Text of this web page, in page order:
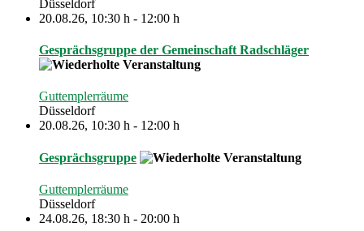
Düsseldorf
20.08.26, 10:30 h - 12:00 h
Gesprächsgruppe der Gemeinschaft Radschläger
Guttemplerräume
Düsseldorf
20.08.26, 10:30 h - 12:00 h
Gesprächsgruppe
Guttemplerräume
Düsseldorf
24.08.26, 18:30 h - 20:00 h